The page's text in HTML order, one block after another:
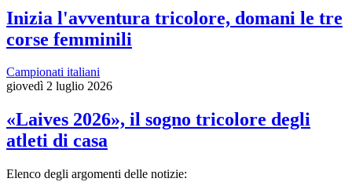
Inizia l'avventura tricolore, domani le tre
corse femminili
Campionati italiani
giovedì 2 luglio 2026
«Laives 2026», il sogno tricolore degli
atleti di casa
Elenco degli argomenti delle notizie: